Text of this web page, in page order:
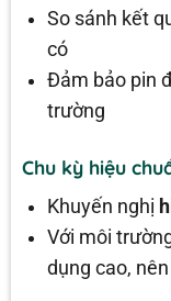
So sánh kết
có
Đảm bảo pin
trường
Chu kỳ hiệu
Khuyến nghị
Với môi
dụng cao,